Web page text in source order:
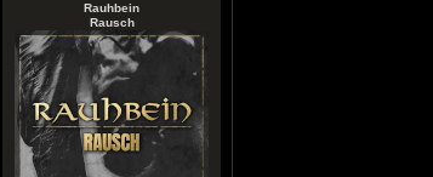
Rauhbein
Rausch